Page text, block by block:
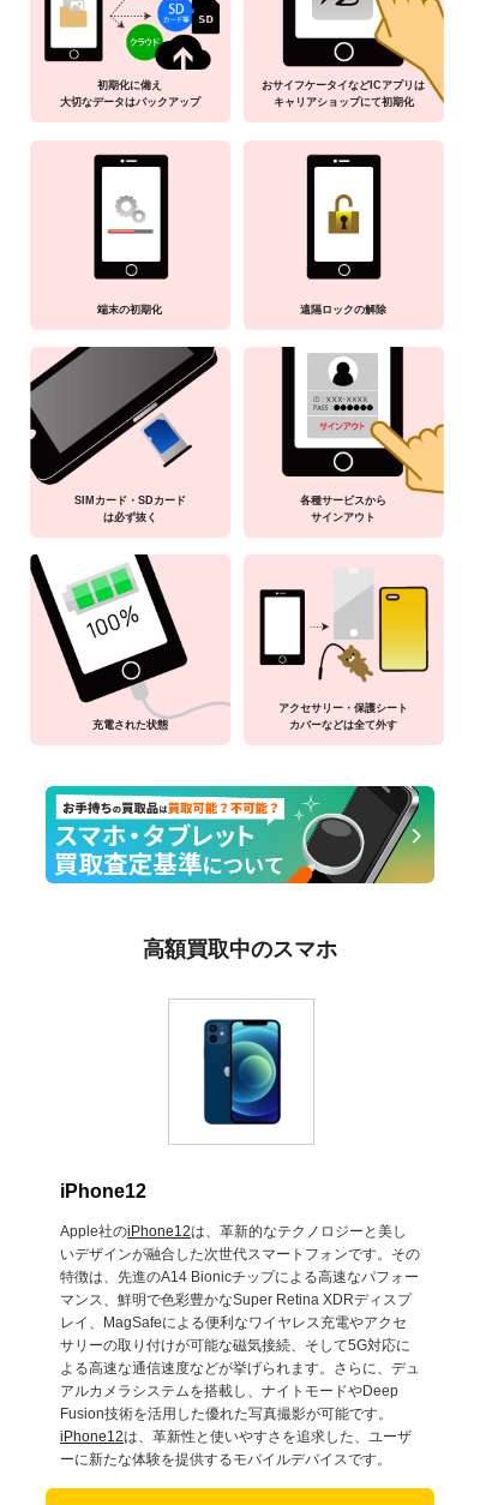
初期化に備え
大切なデータはバックアップ
おサイフケータイなどICアプリは
キャリアショップにて初期化
端末の初期化 遠隔ロックの解除
SIMカード・SDカード
は必ず抜く
各種サービスから
サインアウト
充電された状態
アクセサリー・保護シート
カバーなどは全て外す
高額買取中のスマホ
iPhone12
Apple社のiPhone12は、革新的なテクノロジーと美し
いデザインが融合した次世代スマートフォンです。その
特徴は、先進のA14 Bionicチップによる高速なパフォー
マンス、鮮明で色彩豊かなSuper Retina XDRディスプ
レイ、MagSafeによる便利なワイヤレス充電やアクセ
サリーの取り付けが可能な磁気接続、そして5G対応に
よる高速な通信速度などが挙げられます。さらに、デュ
アルカメラシステムを搭載し、ナイトモードやDeep
Fusion技術を活用した優れた写真撮影が可能です。
iPhone12は、革新性と使いやすさを追求した、ユーザ
ーに新たな体験を提供するモバイルデバイスです。